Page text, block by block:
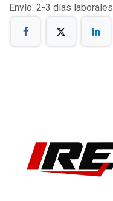
Envío: 2-3 días laborales